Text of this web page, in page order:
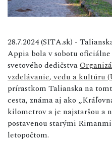
28.7.2024 (SITA.sk) -
Appia bola v sobotu oficiálne
svetového dedičstva
vzdelávanie, vedu a kultúru
prírastkom Talianska na
cesta, známa aj ako
kilometrov a je najstaršou a
postavenou starými
letopočtom.